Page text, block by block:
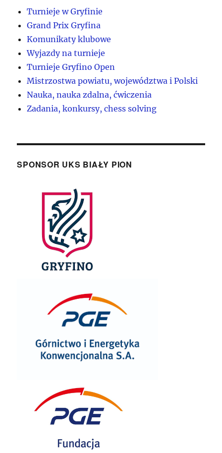
Turnieje w Gryfinie
Grand Prix Gryfina
Komunikaty klubowe
Wyjazdy na turnieje
Turnieje Gryfino Open
Mistrzostwa powiatu, województwa i Polski
Nauka, nauka zdalna, ćwiczenia
Zadania, konkursy, chess solving
SPONSOR UKS BIAŁY PION